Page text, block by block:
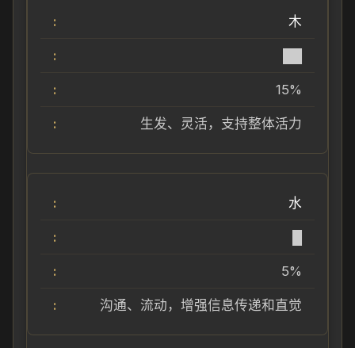
木
15%
生发、灵活，支持整体活力
水
5%
沟通、流动，增强信息传递和直觉